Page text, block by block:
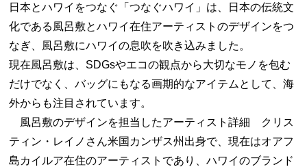
日本とハワイをつなぐ「つなぐハワイ」は、日本の伝統文
化である風呂敷とハワイ在住アーティストのデザインをつ
なぎ、風呂敷にハワイの息吹を吹き込みました。
現在風呂敷は、SDGsやエコの観点から大切なモノを包む
だけでなく、バッグにもなる画期的なアイテムとして、海
外からも注目されています。
風呂敷のデザインを担当したアーティスト詳細 クリス
ティン・レイノさん米国カンザス州出身で、現在はオアフ
島カイルア在住のアーティストであり、ハワイのブランド